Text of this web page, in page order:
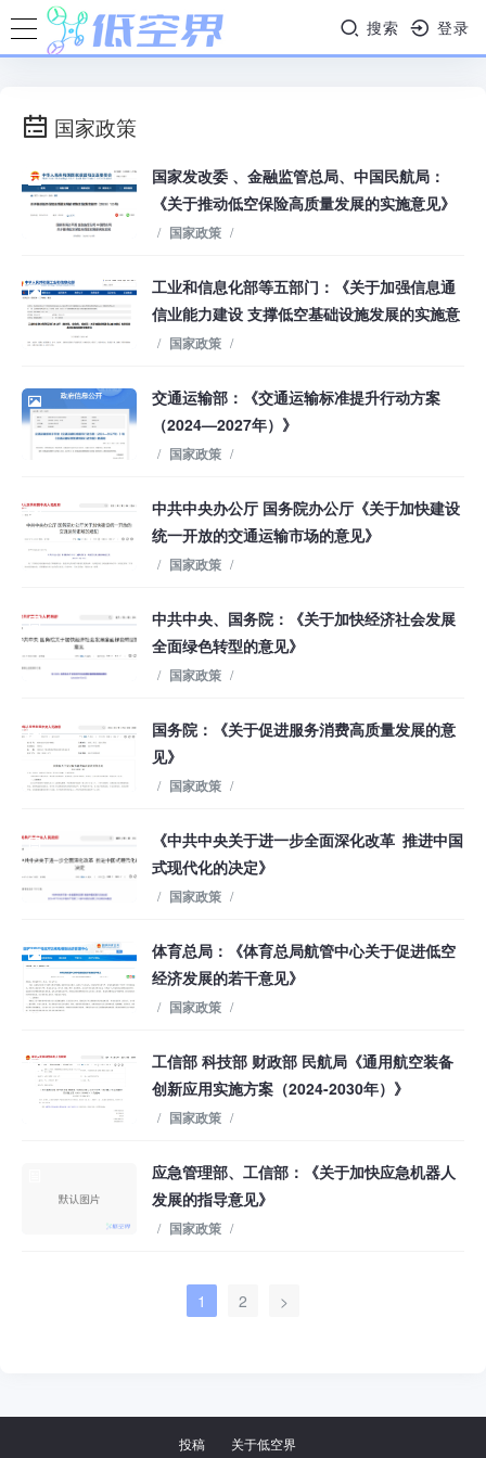
搜索 登录
国家政策
国家发改委 、金融监管总局、中国民航局：
《关于推动低空保险高质量发展的实施意见》
/ 国家政策 /
工业和信息化部等五部门：《关于加强信息通
信业能力建设 支撑低空基础设施发展的实施意
见》
/ 国家政策 /
交通运输部：《交通运输标准提升行动方案
（2024—2027年）》
/ 国家政策 /
中共中央办公厅 国务院办公厅《关于加快建设
统一开放的交通运输市场的意见》
/ 国家政策 /
中共中央、国务院：《关于加快经济社会发展
全面绿色转型的意见》
/ 国家政策 /
国务院：《关于促进服务消费高质量发展的意
见》
/ 国家政策 /
《中共中央关于进一步全面深化改革 推进中国
式现代化的决定》
/ 国家政策 /
体育总局：《体育总局航管中心关于促进低空
经济发展的若干意见》
/ 国家政策 /
工信部 科技部 财政部 民航局《通用航空装备
创新应用实施方案（2024-2030年）》
/ 国家政策 /
应急管理部、工信部：《关于加快应急机器人
发展的指导意见》
/ 国家政策 /
1 2 >
投稿 关于低空界